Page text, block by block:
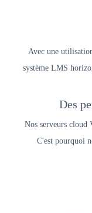
Avec une
système LMS
Des
Nos serveurs cloud
C'est pourquoi